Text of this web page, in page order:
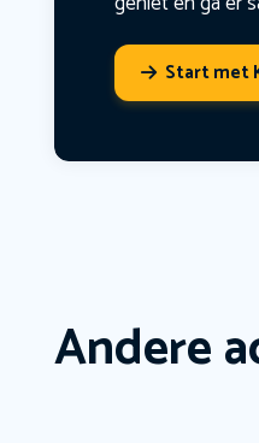
Start met
Andere